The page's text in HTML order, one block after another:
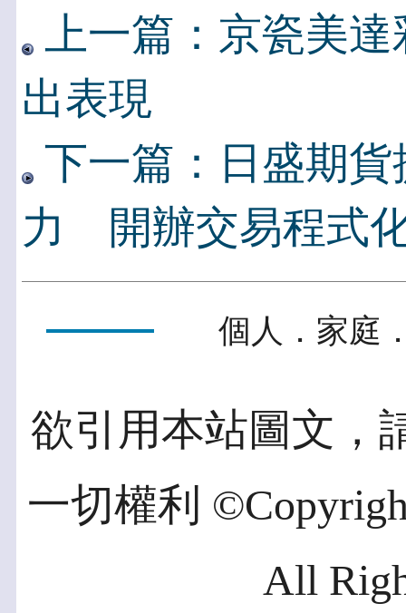
上一篇：京瓷美
出表現
下一篇：日盛期
力 開辦交易程式
個人．家庭
欲引用本站圖文，
一切權利
All